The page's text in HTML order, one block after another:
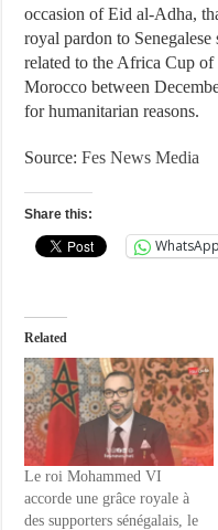
occasion of Eid al-Adha,
royal pardon to
related to the Africa Cup
Morocco between
for humanitarian reasons.
Source:Fes News Media
Share this:
WhatsApp
Related
Le roi Mohammed VI
accorde une grâce royale à
des supporters sénégalais, le